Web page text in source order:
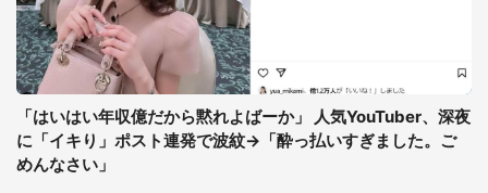
「はいはい年収億だから黙れよばーか」 人気YouTuber、深夜
に「イキり」ポスト連発で波紋→「酔っ払いすぎました。ご
めんなさい」